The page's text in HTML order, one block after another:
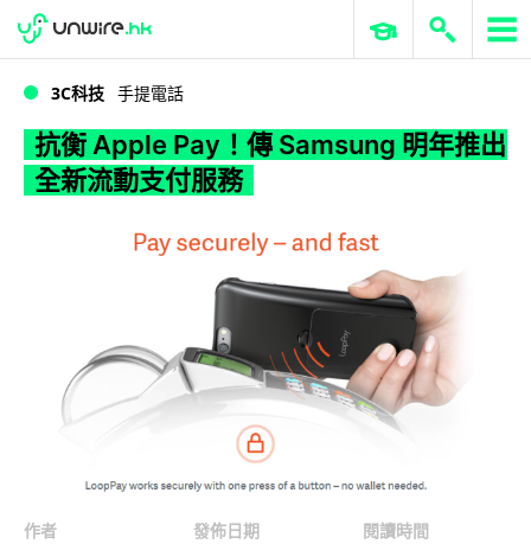
WWDC 2026 ERP 與商業 AI
3C科技 手提電話
抗衡 Apple Pay！傳 Samsung 明年推出
全新流動支付服務
作者
發佈日期
閱讀時間